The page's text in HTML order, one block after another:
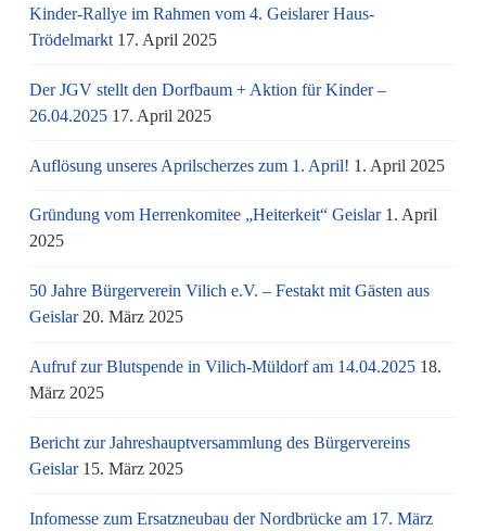
Kinder-Rallye im Rahmen vom 4. Geislarer Haus-
Trödelmarkt 17. April 2025
Der JGV stellt den Dorfbaum + Aktion für Kinder –
26.04.2025 17. April 2025
Auflösung unseres Aprilscherzes zum 1. April! 1. April 2025
Gründung vom Herrenkomitee „Heiterkeit“ Geislar 1. April
2025
50 Jahre Bürgerverein Vilich e.V. – Festakt mit Gästen aus
Geislar 20. März 2025
Aufruf zur Blutspende in Vilich-Müldorf am 14.04.2025 18.
März 2025
Bericht zur Jahreshauptversammlung des Bürgervereins
Geislar 15. März 2025
Infomesse zum Ersatzneubau der Nordbrücke am 17. März